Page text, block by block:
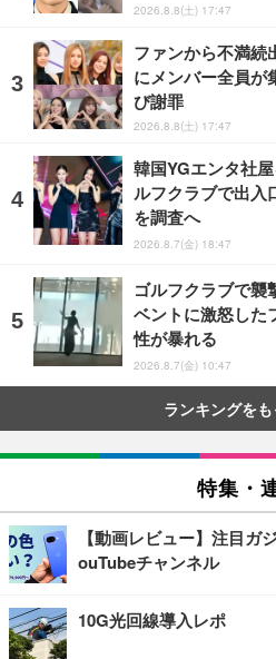
2026.8.8(土) 17:47
ファンから不満
にメンバー全員が
び謝罪
2026.8.8(土) 17:47
韓国YGエンタ社
ルフクラブで出入
を調査へ
2026.8.7(金) 18:47
ゴルフクラブで
ベントに激怒し
性が暴れる
2026.8.7(金) 10:47
ランキングを
特集・
【動画レビュー】注目ガ
ouTubeチャンネル
10G光回線導入レポ